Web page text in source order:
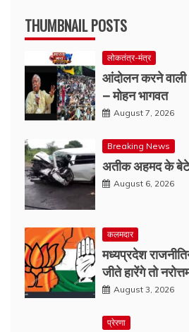
THUMBNAIL POSTS
लोकतंत्र-मंत्र
आंदोलन करने वाली
– मोहन भागवत
August 7, 2026
Breaking News
अतीक अहमद के
August 6, 2026
कलमदार
मध्यप्रदेश
जीते हारेंगे तो
August 3, 2026
प्रेरणा